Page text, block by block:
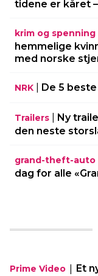
tidene er kåret
krim og spenning
hemmelige
med norske
NRK De 5
Trailers
Ny
den neste
grand-theft-auto
dag for alle
Prime Video | Et